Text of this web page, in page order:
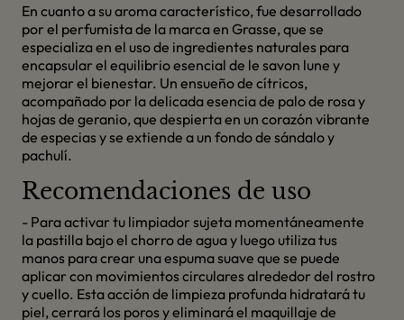
En cuanto a su aroma característico, fue desarrollado
por el perfumista de la marca en Grasse, que se
especializa en el uso de ingredientes naturales para
encapsular el equilibrio esencial de le savon lune y
mejorar el bienestar. Un ensueño de cítricos,
acompañado por la delicada esencia de palo de rosa y
hojas de geranio, que despierta en un corazón vibrante
de especias y se extiende a un fondo de sándalo y
pachulí.
Recomendaciones de uso
- Para activar tu limpiador sujeta momentáneamente
la pastilla bajo el chorro de agua y luego utiliza tus
manos para crear una espuma suave que se puede
aplicar con movimientos circulares alrededor del rostro
y cuello. Esta acción de limpieza profunda hidratará tu
piel, cerrará los poros y eliminará el maquillaje de